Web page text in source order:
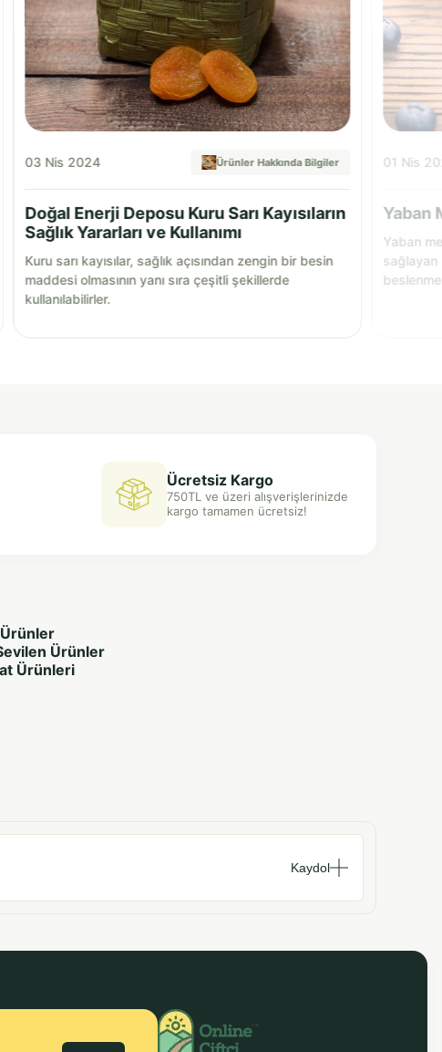
03 Nis 2024 Ürünler Hakkında Bilgiler
Doğal Enerji Deposu Kuru Sarı Kayısıların
Sağlık Yararları ve Kullanımı
Kuru sarı kayısılar, sağlık açısından zengin bir besin
maddesi olmasının yanı sıra çeşitli şekillerde
kullanılabilirler.
01 Nis
Yaban
Yaban
sağlayan
Ücretsiz Kargo
750TL ve üzeri alışverişlerinizde
kargo tamamen ücretsiz!
Ürünler
Ürünleri
Kaydol